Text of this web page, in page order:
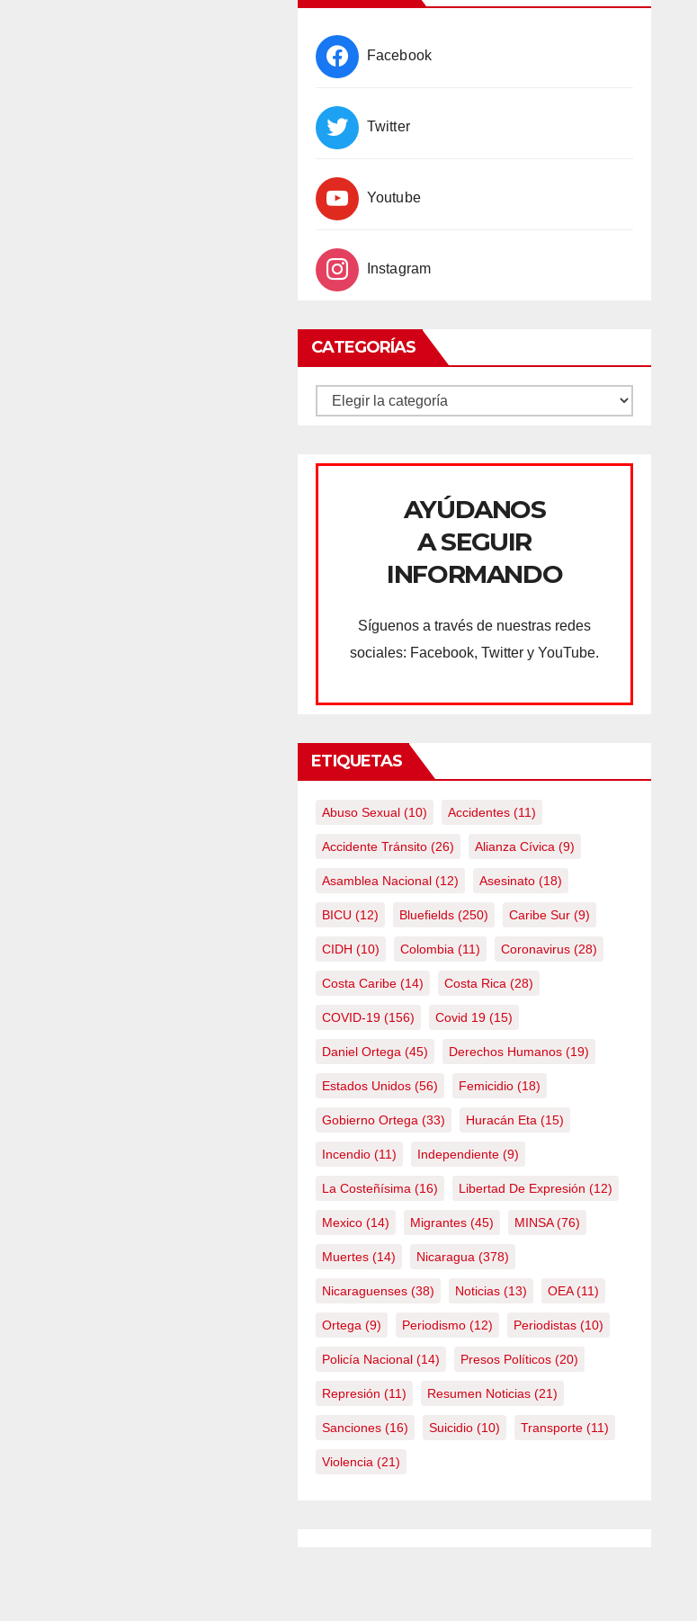
Facebook
Twitter
Youtube
Instagram
CATEGORÍAS
CATEGORÍAS
AYÚDANOS
A SEGUIR
INFORMANDO
Síguenos a través de nuestras redes
sociales: Facebook, Twitter y YouTube.
ETIQUETAS
Abuso Sexual (10) Accidentes (11)
Accidente Tránsito (26) Alianza Cívica (9)
Asamblea Nacional (12) Asesinato (18)
BICU (12) Bluefields (250) Caribe Sur (9)
CIDH (10) Colombia (11) Coronavirus (28)
Costa Caribe (14) Costa Rica (28)
COVID-19 (156) Covid 19 (15)
Daniel Ortega (45) Derechos Humanos (19)
Estados Unidos (56) Femicidio (18)
Gobierno Ortega (33) Huracán Eta (15)
Incendio (11) Independiente (9)
La Costeñísima (16) Libertad De Expresión (12)
Mexico (14) Migrantes (45) MINSA(76)
Muertes (14) Nicaragua (378)
Nicaraguenses (38) Noticias (13) OEA(11)
Ortega (9) Periodismo (12) Periodistas (10)
Policía Nacional (14) Presos Políticos (20)
Represión (11) Resumen Noticias (21)
Sanciones (16) Suicidio (10) Transporte (11)
Violencia (21)